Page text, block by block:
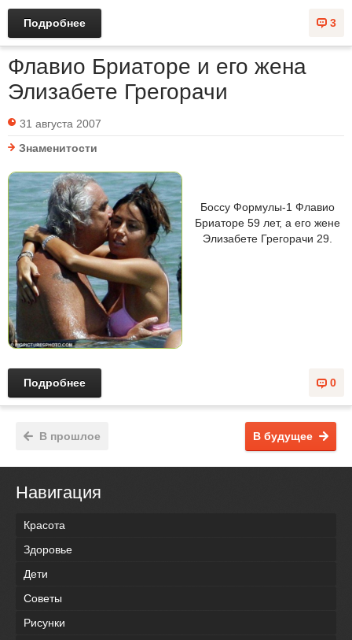
3
Подробнее
Флавио Бриаторе и его жена
Элизабете Грегорачи
31 августа 2007
Знаменитости
Боссу Формулы-1 Флавио
Бриаторе 59 лет, а его жене
Элизабете Грегорачи 29.
0
Подробнее
В будущее
В прошлое
Навигация
Красота
Здоровье
Дети
Советы
Рисунки